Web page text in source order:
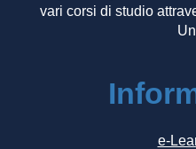
vari corsi di studio
e-